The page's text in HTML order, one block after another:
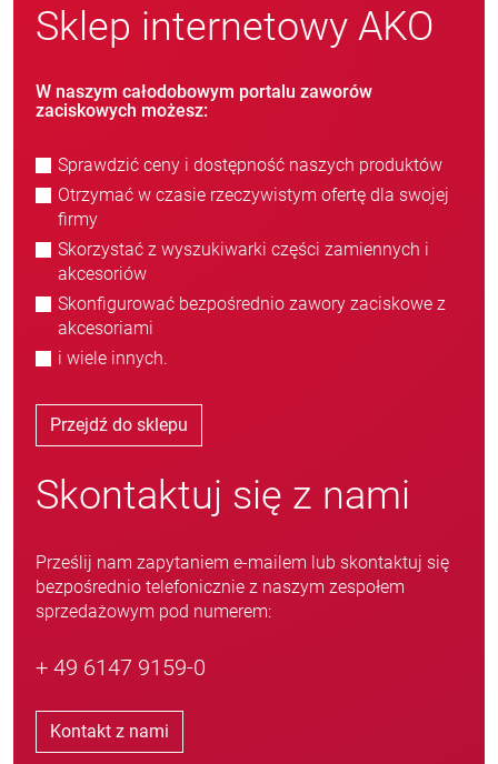
Sklep internetowy AKO
W naszym całodobowym portalu zaworów
zaciskowych możesz:
Sprawdzić ceny i dostępność naszych produktów
Otrzymać w czasie rzeczywistym ofertę dla swojej
firmy
Skorzystać z wyszukiwarki części zamiennych i
akcesoriów
Skonfigurować bezpośrednio zawory zaciskowe z
akcesoriami
i wiele innych.
Przejdź do sklepu
Skontaktuj się z nami
Prześlij nam zapytaniem e-mailem lub skontaktuj się
bezpośrednio telefonicznie z naszym zespołem
sprzedażowym pod numerem:
+ 49 6147 9159-0
Kontakt z nami